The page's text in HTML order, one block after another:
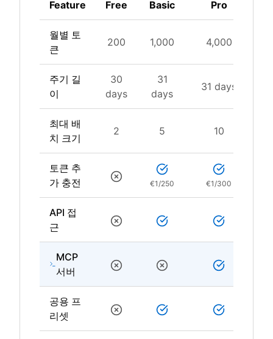
Feature Free Basic Pro
월별 토
큰
200 1,000 4,000
주기 길
이
30
days
31
days
31 days
최대 배
치 크기
2 5 10
토큰 추
가 충전
€1/250 €1/300
API 접
근
MCP
서버
공용 프
리셋